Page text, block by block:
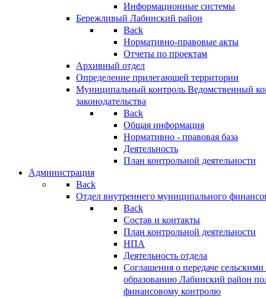
Информационные системы
Бережливый Лабинский район
Back
Нормативно-правовые акты
Отчеты по проектам
Архивный отдел
Определение прилегающей территории
Муниципальный контроль Ведомственный
законодательства
Back
Общая информация
Нормативно - правовая база
Деятельность
План контрольной деятельности
Администрация
Back
Отдел внутреннего муниципального
Back
Состав и контакты
План контрольной деятельности
НПА
Деятельность отдела
Соглашения о передаче
образованию Лабинский район
финансовому контролю